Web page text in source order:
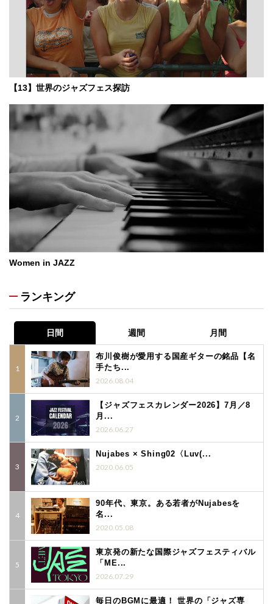
【13】世界のジャズフェス探訪
Women in JAZZ
ランキング
日間 週間 月間
布川俊樹が愛用する国産ギターの銘品【名
手たち...
2026.08.04
【ジャズフェスカレンダー2026】7月／8
月...
2026.06.27
Nujabes × Shing02〈Luv(...
2020.06.05
90年代、東京。ある若者がNujabesを
名...
2020.05.08
東京発の新たな国際ジャズフェスティバル
「ME...
2026.07.29
毎日のBGMに最適！ 世界の「ジャズ専